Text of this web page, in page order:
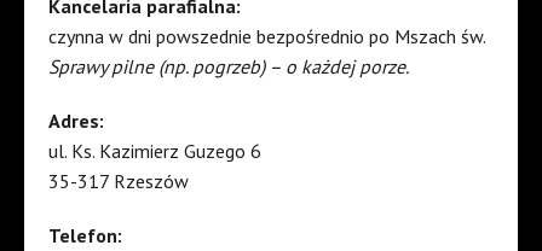
Kancelaria parafialna:
czynna w dni powszednie bezpośrednio po Mszach św.
Sprawy pilne (np. pogrzeb) – o każdej porze.
Adres:
ul. Ks. Kazimierz Guzego 6
35-317 Rzeszów
Telefon: